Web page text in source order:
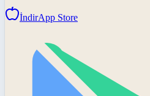
İndirApp Store